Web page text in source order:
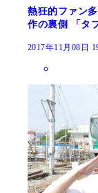
熱狂的ファン
作の裏側 「タ
2017年11月08日